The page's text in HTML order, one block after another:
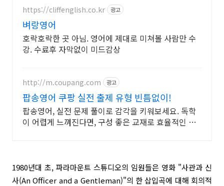
https://cliffenglish.co.kr 광고
벼랑영어
호락호락한 곳 아님. 영어에 제대로 미쳐볼 사람만 수
강. 수료후 자막없이 미드감상
http://m.coupang.com 광고
팝송영어 쿠팡 실전 출제 유형 빈틈없이!
팝송영어, 실전 문제 풀이로 감각을 키워보세요. 독학
이 어렵게 느껴진다면, 구성 좋은 교재로 효율적인 학
1980년대 초, 파라마운트 스튜디오의 임원들은 영화 "사관과 신
사(An Officer and a Gentleman)"의 한 삽입곡에 대해 회의적